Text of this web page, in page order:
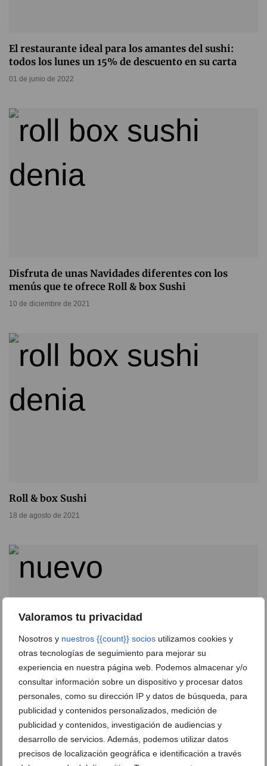
Valoramos tu privacidad
Nosotros y nuestros {{count}} socios utilizamos cookies y
otras tecnologías de seguimiento para mejorar su
experiencia en nuestra página web. Podemos almacenar y/o
consultar información sobre un dispositivo y procesar datos
personales, como su dirección IP y datos de búsqueda, para
publicidad y contenidos personalizados, medición de
publicidad y contenidos, investigación de audiencias y
desarrollo de servicios. Además, podemos utilizar datos
precisos de localización geográfica e identificación a través
El restaurante ideal para los amantes del sushi:
todos los lunes un 15% de descuento en su carta
01 de junio de 2022
Disfruta de unas Navidades diferentes con los
menús que te ofrece Roll & box Sushi
10 de diciembre de 2021
Roll & box Sushi
18 de agosto de 2021
El restaurante japonés Sushiber abre un nuevo local
en Paseo Saladar, 34
04 de agosto de 2021